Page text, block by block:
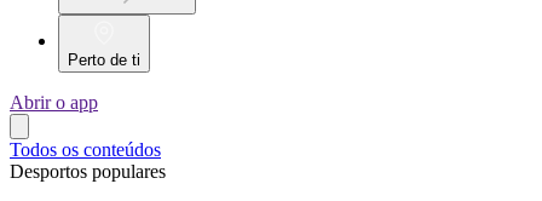
Perto de ti
Abrir o app
Todos os conteúdos
Desportos populares